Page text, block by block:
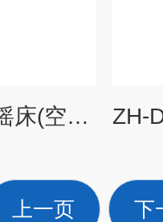
CHA-2A冷冻恒温摇床(空气浴)
上一页 下